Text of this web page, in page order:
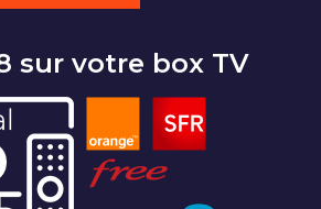
sur votre box TV